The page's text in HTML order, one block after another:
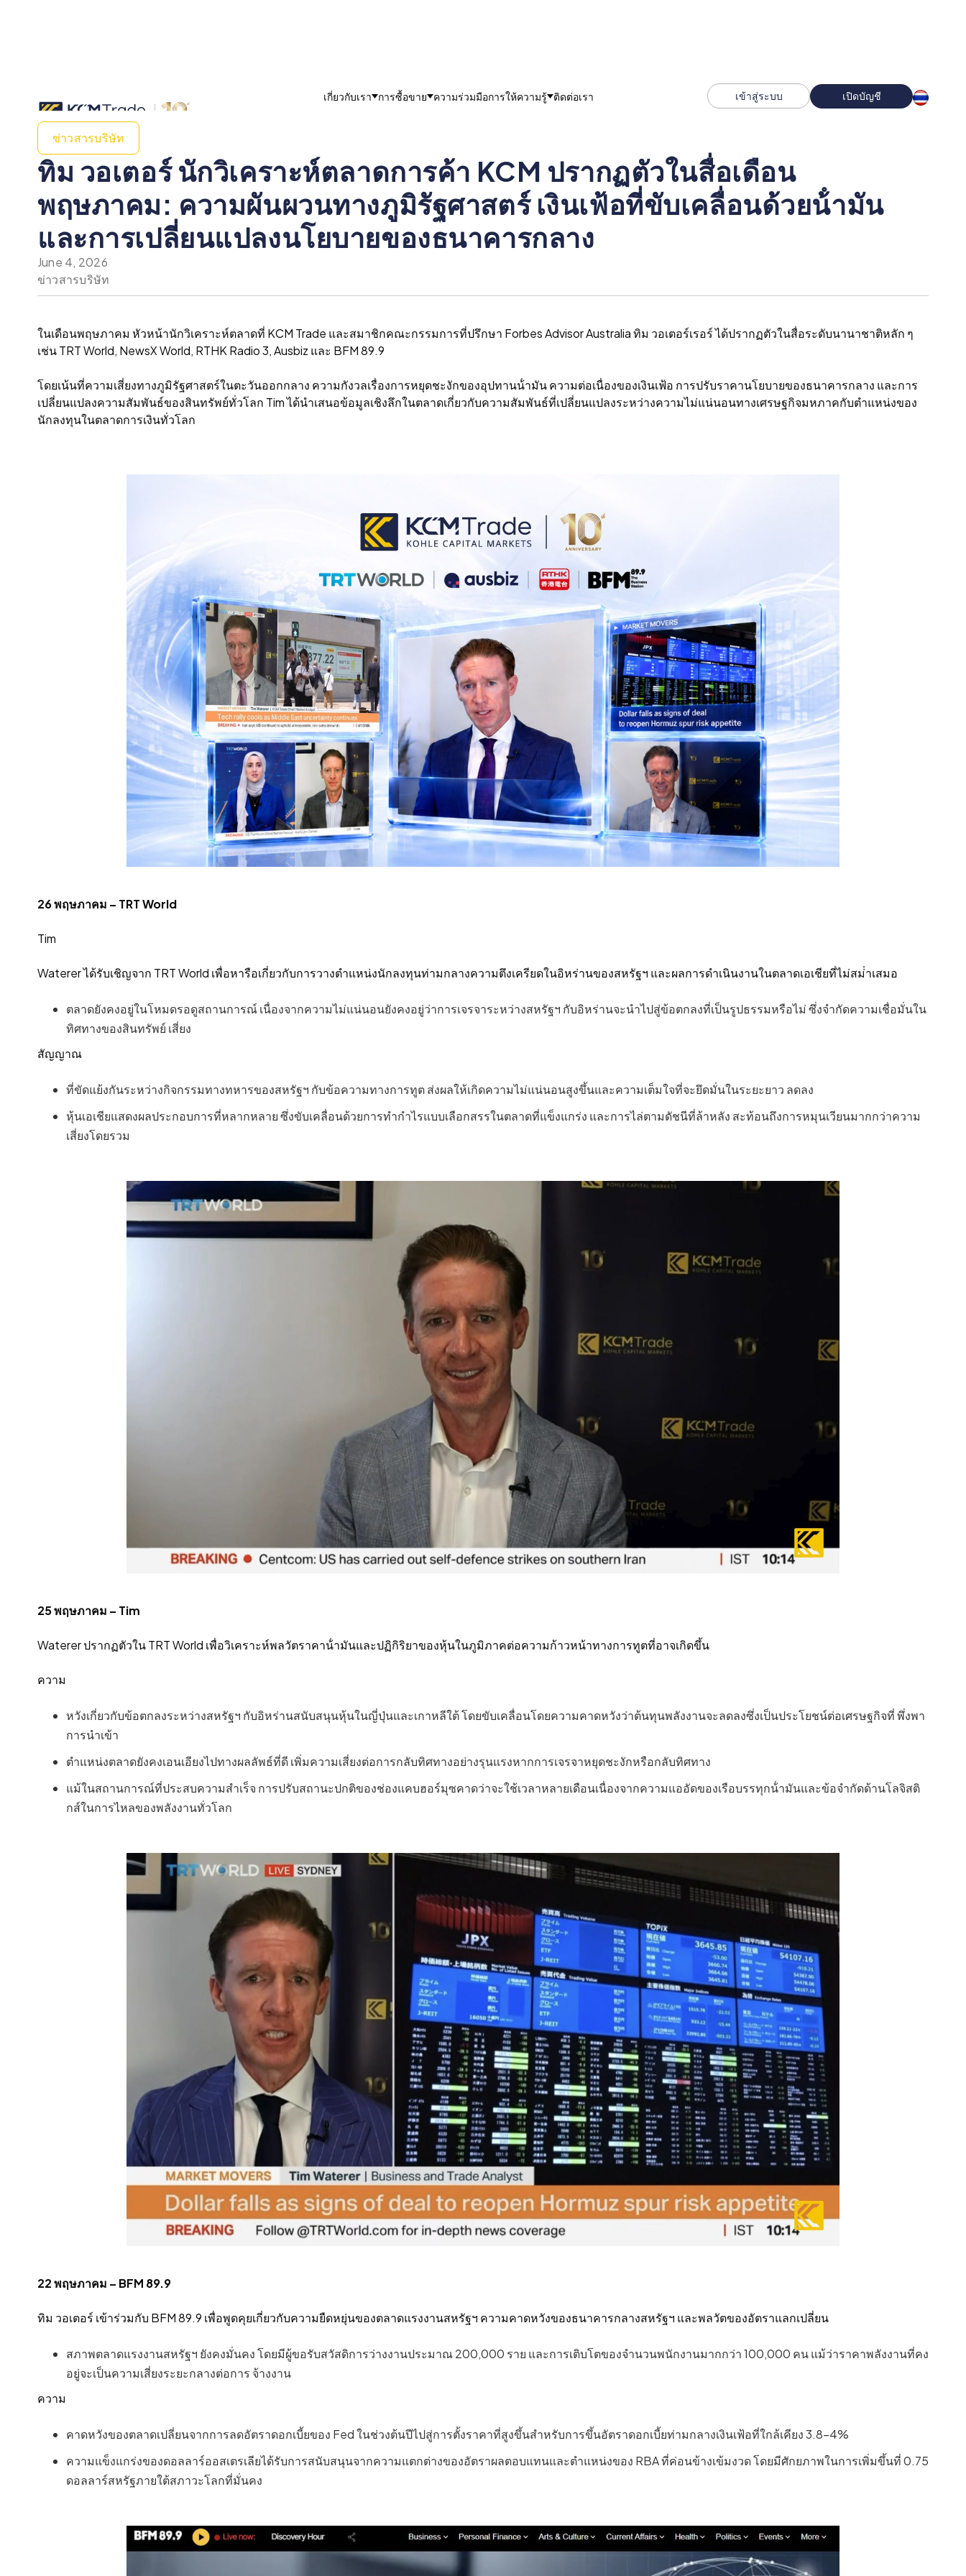
เกี่ยวกับเรา การซื้อขาย ความร่วมมือการให้ความรู้ ติดต่อเรา เข้าสู่ระบบ เปิดบัญชี
ข่าวสารบริษัท
ทิม วอเตอร์ นักวิเคราะห์ตลาดการค้า KCM ปรากฏตัวในสื่อเดือน
พฤษภาคม: ความผันผวนทางภูมิรัฐศาสตร์ เงินเฟ้อที่ขับเคลื่อนด้วยน้ํามัน
และการเปลี่ยนแปลงนโยบายของธนาคารกลาง
June 4, 2026
ข่าวสารบริษัท
ในเดือนพฤษภาคม หัวหน้านักวิเคราะห์ตลาดที่ KCM Trade และสมาชิกคณะกรรมการที่ปรึกษา Forbes Advisor Australia ทิม วอเตอร์เรอร์ ได้ปรากฏตัวในสื่อระดับนานาชาติหลัก ๆ
เช่น TRT World, NewsX World, RTHK Radio 3, Ausbiz และ BFM 89.9
โดยเน้นที่ความเสี่ยงทางภูมิรัฐศาสตร์ในตะวันออกกลาง ความกังวลเรื่องการหยุดชะงักของอุปทานน้ํามัน ความต่อเนื่องของเงินเฟ้อ การปรับราคานโยบายของธนาคารกลาง และการ
เปลี่ยนแปลงความสัมพันธ์ของสินทรัพย์ทั่วโลก Tim ได้นําเสนอข้อมูลเชิงลึกในตลาดเกี่ยวกับความสัมพันธ์ที่เปลี่ยนแปลงระหว่างความไม่แน่นอนทางเศรษฐกิจมหภาคกับตําแหน่งของ
นักลงทุนในตลาดการเงินทั่วโลก
26 พฤษภาคม – TRT World
Tim
Waterer ได้รับเชิญจาก TRT World เพื่อหารือเกี่ยวกับการวางตําแหน่งนักลงทุนท่ามกลางความตึงเครียดในอิหร่านของสหรัฐฯ และผลการดําเนินงานในตลาดเอเชียที่ไม่สม่ําเสมอ
ตลาดยังคงอยู่ในโหมดรอดูสถานการณ์ เนื่องจากความไม่แน่นอนยังคงอยู่ว่าการเจรจาระหว่างสหรัฐฯ กับอิหร่านจะนําไปสู่ข้อตกลงที่เป็นรูปธรรมหรือไม่ ซึ่งจํากัดความเชื่อมั่นใน
ทิศทางของสินทรัพย์ เสี่ยง
สัญญาณ
ที่ขัดแย้งกันระหว่างกิจกรรมทางทหารของสหรัฐฯ กับข้อความทางการทูต ส่งผลให้เกิดความไม่แน่นอนสูงขึ้นและความเต็มใจที่จะยึดมั่นในระยะยาว ลดลง
หุ้นเอเชียแสดงผลประกอบการที่หลากหลาย ซึ่งขับเคลื่อนด้วยการทํากําไรแบบเลือกสรรในตลาดที่แข็งแกร่ง และการไล่ตามดัชนีที่ล้าหลัง สะท้อนถึงการหมุนเวียนมากกว่าความ
เสี่ยงโดยรวม
25 พฤษภาคม – Tim
Waterer ปรากฏตัวใน TRT World เพื่อวิเคราะห์พลวัตราคาน้ํามันและปฏิกิริยาของหุ้นในภูมิภาคต่อความก้าวหน้าทางการทูตที่อาจเกิดขึ้น
ความ
หวังเกี่ยวกับข้อตกลงระหว่างสหรัฐฯ กับอิหร่านสนับสนุนหุ้นในญี่ปุ่นและเกาหลีใต้ โดยขับเคลื่อนโดยความคาดหวังว่าต้นทุนพลังงานจะลดลงซึ่งเป็นประโยชน์ต่อเศรษฐกิจที่ พึ่งพา
การนําเข้า
ตําแหน่งตลาดยังคงเอนเอียงไปทางผลลัพธ์ที่ดี เพิ่มความเสี่ยงต่อการกลับทิศทางอย่างรุนแรงหากการเจรจาหยุดชะงักหรือกลับทิศทาง
แม้ในสถานการณ์ที่ประสบความสําเร็จ การปรับสถานะปกติของช่องแคบฮอร์มุซคาดว่าจะใช้เวลาหลายเดือนเนื่องจากความแออัดของเรือบรรทุกน้ํามันและข้อจํากัดด้านโลจิสติ
กส์ในการไหลของพลังงานทั่วโลก
22 พฤษภาคม – BFM 89.9
ทิม วอเตอร์ เข้าร่วมกับ BFM 89.9 เพื่อพูดคุยเกี่ยวกับความยืดหยุ่นของตลาดแรงงานสหรัฐฯ ความคาดหวังของธนาคารกลางสหรัฐฯ และพลวัตของอัตราแลกเปลี่ยน
สภาพตลาดแรงงานสหรัฐฯ ยังคงมั่นคง โดยมีผู้ขอรับสวัสดิการว่างงานประมาณ 200,000 ราย และการเติบโตของจํานวนพนักงานมากกว่า 100,000 คน แม้ว่าราคาพลังงานที่คง
อยู่จะเป็นความเสี่ยงระยะกลางต่อการ จ้างงาน
ความ
คาดหวังของตลาดเปลี่ยนจากการลดอัตราดอกเบี้ยของ Fed ในช่วงต้นปีไปสู่การตั้งราคาที่สูงขึ้นสําหรับการขึ้นอัตราดอกเบี้ยท่ามกลางเงินเฟ้อที่ใกล้เคียง 3.8–4%
ความแข็งแกร่งของดอลลาร์ออสเตรเลียได้รับการสนับสนุนจากความแตกต่างของอัตราผลตอบแทนและตําแหน่งของ RBA ที่ค่อนข้างเข้มงวด โดยมีศักยภาพในการเพิ่มขึ้นที่ 0.75
ดอลลาร์สหรัฐภายใต้สภาวะโลกที่มั่นคง